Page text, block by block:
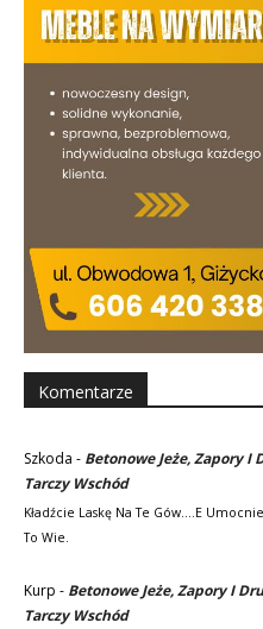
Komentarze
Szkoda - Betonowe Jeże, Zapory I
Tarczy Wschód
Kładźcie Laskę Na Te Gów....e
To Wie.
Kurp - Betonowe Jeże, Zapory I
Tarczy Wschód